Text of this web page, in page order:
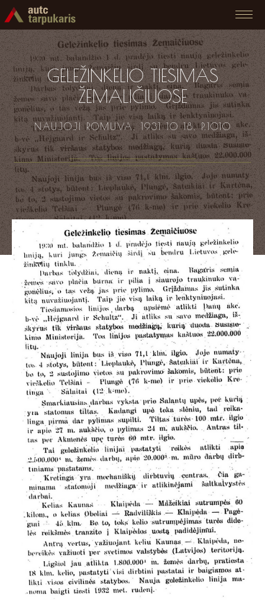
GELEŽINKELIO TIESIMAS
ŽEMALIČIUOSE
NAUJOJI ROMUVA. 1931 10 18. P.1010